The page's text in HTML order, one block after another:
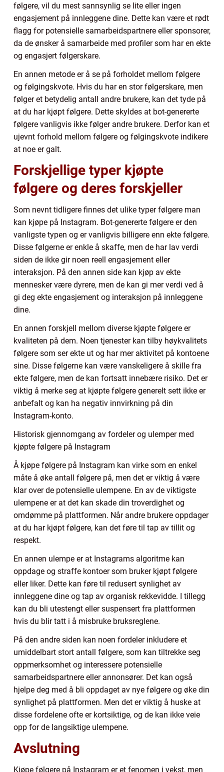
følgere, vil du mest sannsynlig se lite eller ingen
engasjement på innleggene dine. Dette kan være et rødt
flagg for potensielle samarbeidspartnere eller sponsorer,
da de ønsker å samarbeide med profiler som har en ekte
og engasjert følgerskare.
En annen metode er å se på forholdet mellom følgere
og følgingskvote. Hvis du har en stor følgerskare, men
følger et betydelig antall andre brukere, kan det tyde på
at du har kjøpt følgere. Dette skyldes at bot-genererte
følgere vanligvis ikke følger andre brukere. Derfor kan et
ujevnt forhold mellom følgere og følgingskvote indikere
at noe er galt.
Forskjellige typer kjøpte
følgere og deres forskjeller
Som nevnt tidligere finnes det ulike typer følgere man
kan kjøpe på Instagram. Bot-genererte følgere er den
vanligste typen og er vanligvis billigere enn ekte følgere.
Disse følgerne er enkle å skaffe, men de har lav verdi
siden de ikke gir noen reell engasjement eller
interaksjon. På den annen side kan kjøp av ekte
mennesker være dyrere, men de kan gi mer verdi ved å
gi deg ekte engasjement og interaksjon på innleggene
dine.
En annen forskjell mellom diverse kjøpte følgere er
kvaliteten på dem. Noen tjenester kan tilby høykvalitets
følgere som ser ekte ut og har mer aktivitet på kontoene
sine. Disse følgerne kan være vanskeligere å skille fra
ekte følgere, men de kan fortsatt innebære risiko. Det er
viktig å merke seg at kjøpte følgere generelt sett ikke er
anbefalt og kan ha negativ innvirkning på din
Instagram-konto.
Historisk gjennomgang av fordeler og ulemper med
kjøpte følgere på Instagram
Å kjøpe følgere på Instagram kan virke som en enkel
måte å øke antall følgere på, men det er viktig å være
klar over de potensielle ulempene. En av de viktigste
ulempene er at det kan skade din troverdighet og
omdømme på plattformen. Når andre brukere oppdager
at du har kjøpt følgere, kan det føre til tap av tillit og
respekt.
En annen ulempe er at Instagrams algoritme kan
oppdage og straffe kontoer som bruker kjøpt følgere
eller liker. Dette kan føre til redusert synlighet av
innleggene dine og tap av organisk rekkevidde. I tillegg
kan du bli utestengt eller suspensert fra plattformen
hvis du blir tatt i å misbruke bruksreglene.
På den andre siden kan noen fordeler inkludere et
umiddelbart stort antall følgere, som kan tiltrekke seg
oppmerksomhet og interessere potensielle
samarbeidspartnere eller annonsører. Det kan også
hjelpe deg med å bli oppdaget av nye følgere og øke din
synlighet på plattformen. Men det er viktig å huske at
disse fordelene ofte er kortsiktige, og de kan ikke veie
opp for de langsiktige ulempene.
Avslutning
Kjøpe følgere på Instagram er et fenomen i vekst, men